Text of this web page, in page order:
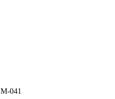
041